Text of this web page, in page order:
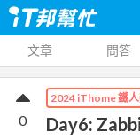
文章 問答
2024 iThome 鐵
Day6:
0